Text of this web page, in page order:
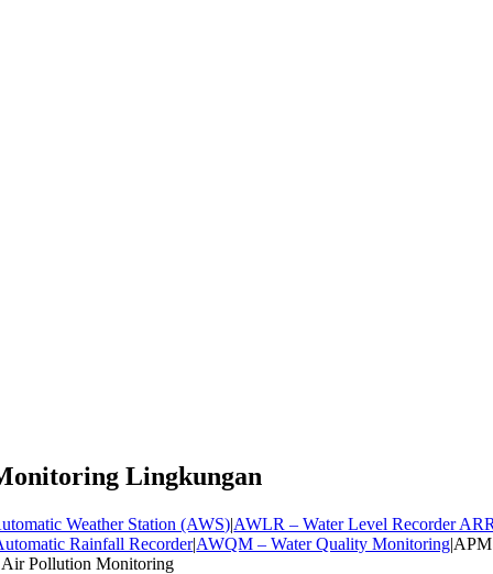
Lingkungan
Weather Station (AWS)|AWLR – Water Level Recorder
Rainfall Recorder|AWQM – Water Quality Monitoring|APM
Air Pollution Monitoring